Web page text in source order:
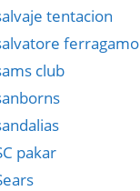
tentacion
ferragamo
club
pakar